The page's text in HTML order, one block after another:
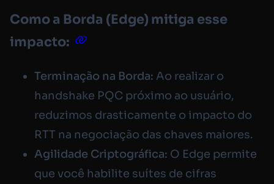
Como a Borda (Edge) mitiga esse
impacto:
Terminação na Borda: Ao realizar o
handshake PQC próximo ao usuário,
reduzimos drasticamente o impacto do
RTT na negociação das chaves maiores.
Agilidade Criptográfica: O Edge permite
que você habilite suítes de cifras